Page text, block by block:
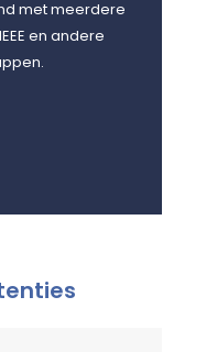
met meerdere
en andere